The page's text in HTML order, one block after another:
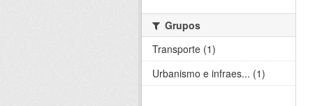
Grupos
Transporte (1)
Urbanismo e infraes... (1)